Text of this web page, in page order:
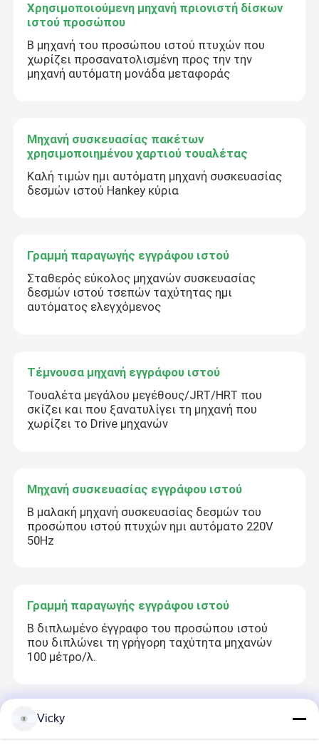
Χρησιμοποιούμενη μηχανή πριονιστή δίσκων
ιστού προσώπου
Β μηχανή του προσώπου ιστού πτυχών που
χωρίζει προσανατολισμένη προς την την
μηχανή αυτόματη μονάδα μεταφοράς
Μηχανή συσκευασίας πακέτων
χρησιμοποιημένου χαρτιού τουαλέτας
Καλή τιμών ημι αυτόματη μηχανή συσκευασίας
δεσμών ιστού Hankey κύρια
Γραμμή παραγωγής εγγράφου ιστού
Σταθερός εύκολος μηχανών συσκευασίας
δεσμών ιστού τσεπών ταχύτητας ημι
αυτόματος ελεγχόμενος
Τέμνουσα μηχανή εγγράφου ιστού
Τουαλέτα μεγάλου μεγέθους/JRT/HRT που
σκίζει και που ξανατυλίγει τη μηχανή που
χωρίζει το Drive μηχανών
Μηχανή συσκευασίας εγγράφου ιστού
Β μαλακή μηχανή συσκευασίας δεσμών του
προσώπου ιστού πτυχών ημι αυτόματο 220V
50Hz
Γραμμή παραγωγής εγγράφου ιστού
Β διπλωμένο έγγραφο του προσώπου ιστού
που διπλώνει τη γρήγορη ταχύτητα μηχανών
100 μέτρο/λ.
Τέμνουσα μηχανή εγγράφου ιστού
Vicky